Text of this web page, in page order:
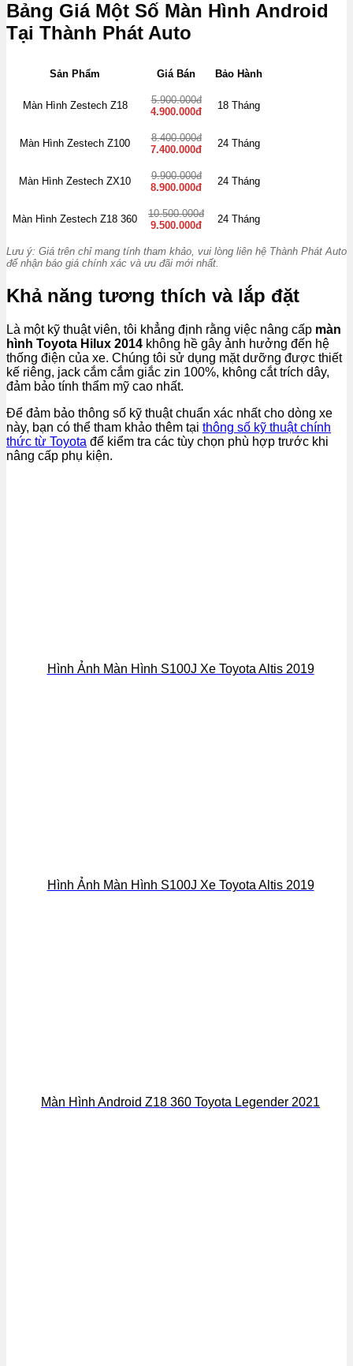
Bảng Giá Một Số Màn Hình Android
Tại Thành Phát Auto
Sản Phẩm Giá Bán Bảo Hành
Màn Hình Zestech Z18
5.900.000đ
4.900.000đ
18 Tháng
Màn Hình Zestech Z100
8.400.000đ
7.400.000đ
24 Tháng
Màn Hình Zestech ZX10
9.900.000đ
8.900.000đ
24 Tháng
Màn Hình Zestech Z18 360
10.500.000đ
9.500.000đ
24 Tháng
Lưu ý: Giá trên chỉ mang tính tham khảo, vui lòng liên hệ Thành Phát Auto
để nhận báo giá chính xác và ưu đãi mới nhất.
Khả năng tương thích và lắp đặt
Là một kỹ thuật viên, tôi khẳng định rằng việc nâng cấp màn
hình Toyota Hilux 2014 không hề gây ảnh hưởng đến hệ
thống điện của xe. Chúng tôi sử dụng mặt dưỡng được thiết
kế riêng, jack cắm cắm giắc zin 100%, không cắt trích dây,
đảm bảo tính thẩm mỹ cao nhất.
Để đảm bảo thông số kỹ thuật chuẩn xác nhất cho dòng xe
này, bạn có thể tham khảo thêm tại thông số kỹ thuật chính
thức từ Toyota để kiểm tra các tùy chọn phù hợp trước khi
nâng cấp phụ kiện.
Hình Ảnh Màn Hình S100J Xe Toyota Altis 2019
Hình Ảnh Màn Hình S100J Xe Toyota Altis 2019
Màn Hình Android Z18 360 Toyota Legender 2021